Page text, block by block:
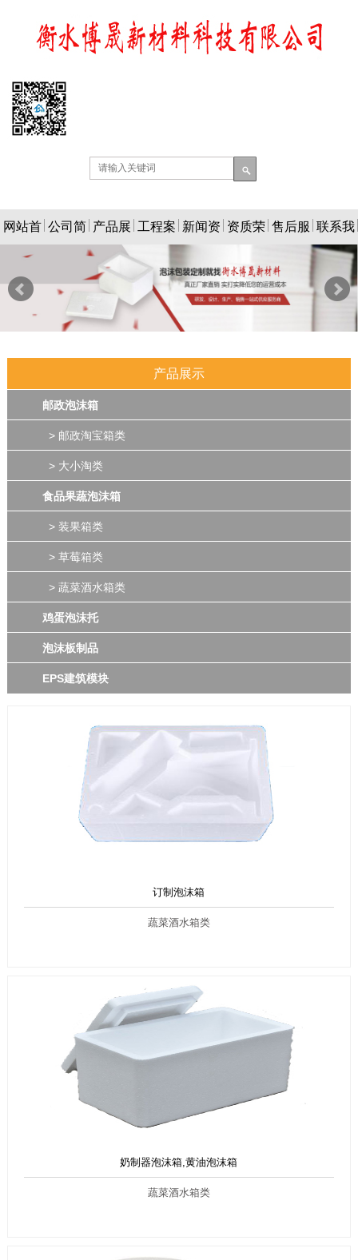
网站首
页
公司简 产品展
示
工程案 新闻资 资质荣 售后服 联系我
产品展示
邮政泡沫箱
> 邮政淘宝箱类
> 大小淘类
食品果蔬泡沫箱
> 装果箱类
> 草莓箱类
> 蔬菜酒水箱类
鸡蛋泡沫托
泡沫板制品
EPS建筑模块
订制泡沫箱
蔬菜酒水箱类
奶制器泡沫箱,黄油泡沫箱
蔬菜酒水箱类